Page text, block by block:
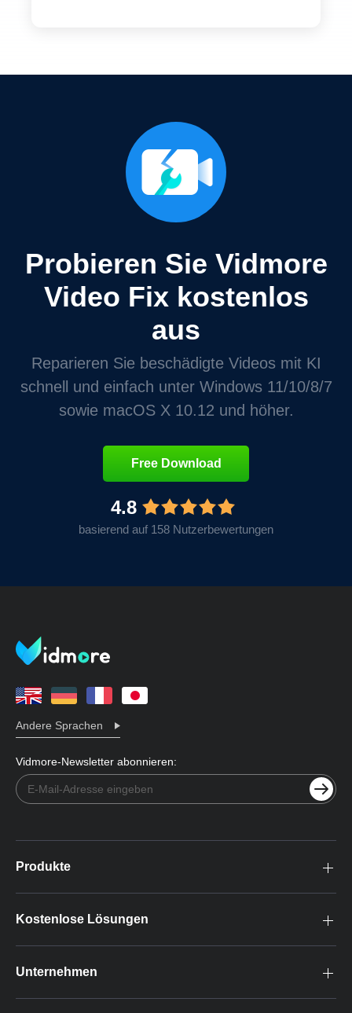
Probieren Sie Vidmore
Video Fix kostenlos
aus
Reparieren Sie beschädigte Videos mit KI
schnell und einfach unter Windows 11/10/8/7
sowie macOS X 10.12 und höher.
Free Download
4.8
basierend auf 158 Nutzerbewertungen
Andere Sprachen
Vidmore-Newsletter abonnieren:
Produkte
Kostenlose Lösungen
Unternehmen